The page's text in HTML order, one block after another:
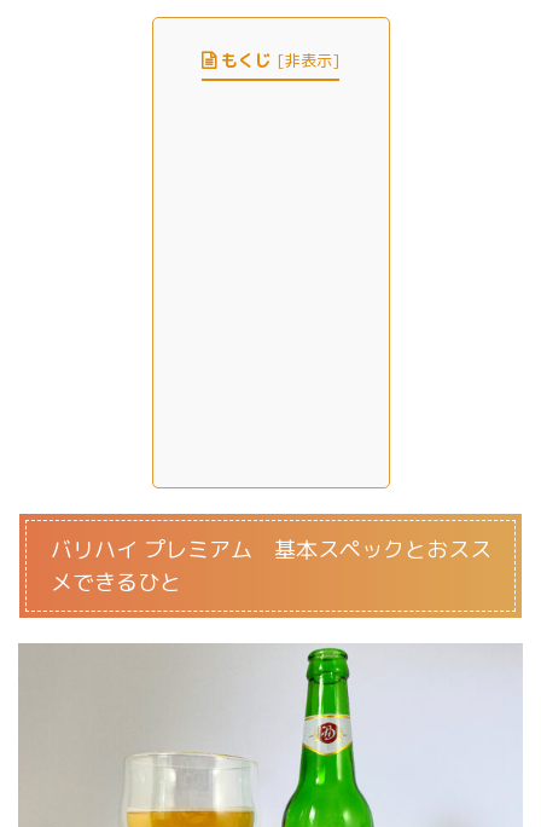
もくじ [非表示]
バリハイ プレミアム 基本スペックとおスス
メできるひと